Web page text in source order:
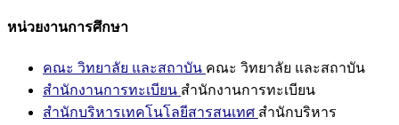
หน่วยงานการศึกษา
คณะ วิทยาลัย และสถาบัน คณะ วิทยาลัย และสถาบัน
สำนักงานการทะเบียน สำนักงานการทะเบียน
สำนักบริหารเทคโนโลยีสารสนเทศ สำนักบริหาร